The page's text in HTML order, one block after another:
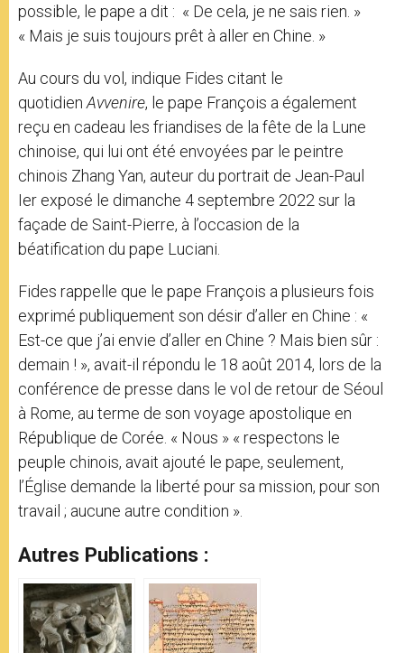
possible, le pape a dit : « De cela, je ne sais rien. »
« Mais je suis toujours prêt à aller en Chine. »
Au cours du vol, indique Fides citant le
quotidien Avvenire, le pape François a également
reçu en cadeau les friandises de la fête de la Lune
chinoise, qui lui ont été envoyées par le peintre
chinois Zhang Yan, auteur du portrait de Jean-Paul
Ier exposé le dimanche 4 septembre 2022 sur la
façade de Saint-Pierre, à l’occasion de la
béatification du pape Luciani.
Fides rappelle que le pape François a plusieurs fois
exprimé publiquement son désir d’aller en Chine : «
Est-ce que j’ai envie d’aller en Chine ? Mais bien sûr :
demain ! », avait-il répondu le 18 août 2014, lors de la
conférence de presse dans le vol de retour de Séoul
à Rome, au terme de son voyage apostolique en
République de Corée. « Nous » « respectons le
peuple chinois, avait ajouté le pape, seulement,
l’Église demande la liberté pour sa mission, pour son
travail ; aucune autre condition ».
Autres Publications :